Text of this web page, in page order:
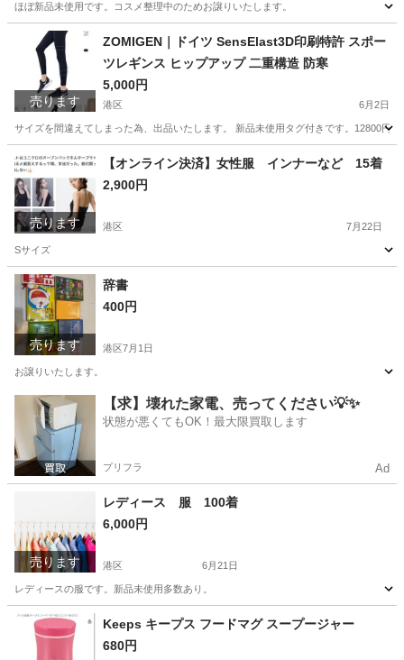
ほぼ新品未使用です。コスメ整理中のためお譲りいたします。
港区 新品
売ります
ZOMIGEN｜ドイツ SensElast3D印刷特許 スポー
ツレギンス ヒップアップ 二重構造 防寒
5,000円
港区 6月2日
サイズを間違えてしまった為、出品いたします。 新品未使用タグ付きです。12800円の
東京 港区 スポーツウェア ヒップアップ
売ります
【オンライン決済】女性服 インナーなど 15着
2,900円
港区 7月22日
Sサイズ
東京 港区 Tシャツ
売ります
辞書
400円
港区7月1日
お譲りいたします。
東京 港区 参考書
【求】壊れた家電、売ってください💡✨
状態が悪くてもOK！最大限買取します
プリフラ Ad
売ります
レディース 服 100着
6,000円
港区 6月21日
レディースの服です。新品未使用多数あり。
東京 港区 新品
Keeps キープス フードマグ スープージャー
680円